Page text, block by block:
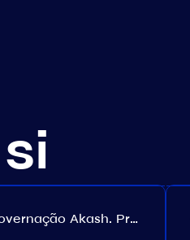
Governação Akash. Proposta №307